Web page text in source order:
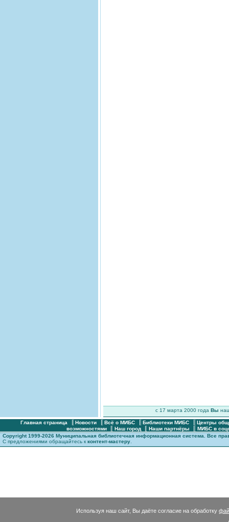
c 17 марта 2000 годаВы
Главная страница Новости Всё о МИБС Библиотеки МИБС
Центры
возможностями
Наш город Наши партнёры
МИБС в
Copyright 1999-2026 Муниципальная библиотечная информационная система. Все
С предложениями обращайтесь к контент-мастеру
Используя наш сайт, Вы даёте согласие на обработку